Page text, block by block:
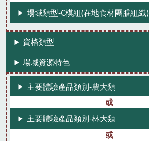
場域類型-C模組(在地食材團膳組織)
資格類型
場域資源特色
主要體驗產品類別-農大類
主要體驗產品類別-林大類